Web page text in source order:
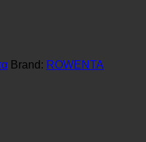
Brand: ROWENTA